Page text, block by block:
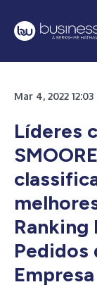
Mar 4, 2022
Líderes
Ranking
Pedidos